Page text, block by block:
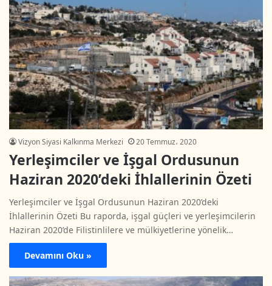
Vizyon Siyasi Kalkınma Merkezi 20 Temmuz، 2020
Yerleşimciler ve İşgal Ordusunun
Haziran 2020’deki İhlallerinin Özeti
Yerleşimciler ve İşgal Ordusunun Haziran 2020’deki
İhlallerinin Özeti Bu raporda, işgal güçleri ve yerleşimcilerin
Haziran 2020’de Filistinlilere ve mülkiyetlerine yönelik…
Devamını Oku »